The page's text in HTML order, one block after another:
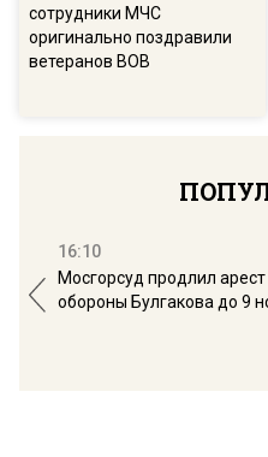
сотрудники МЧС
оригинально поздравили
ветеранов ВОВ
16:10
Мосгорсуд продлил
обороны Булгакова до 9